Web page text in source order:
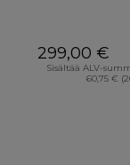
299,00 €
Sisältää ALV-
60,75 €